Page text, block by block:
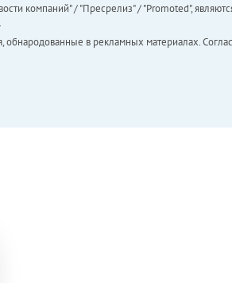
компаний" / "Пресрелиз" / "Promoted",
в рекламных материалах.